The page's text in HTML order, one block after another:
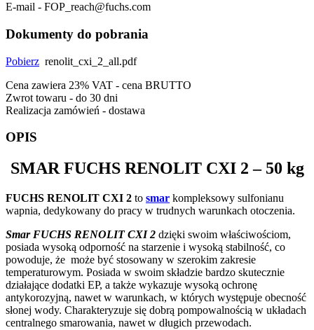
E-mail - FOP_reach@fuchs.com
Dokumenty do pobrania
Pobierz renolit_cxi_2_all.pdf
Cena zawiera 23% VAT - cena BRUTTO
Zwrot towaru - do 30 dni
Realizacja zamówień - dostawa
OPIS
SMAR FUCHS RENOLIT CXI 2 – 50 kg
FUCHS RENOLIT CXI 2 to smar kompleksowy sulfonianu
wapnia, dedykowany do pracy w trudnych warunkach otoczenia.
Smar FUCHS RENOLIT CXI 2 dzięki swoim właściwościom,
posiada wysoką odporność na starzenie i wysoką stabilność, co
powoduje, że może być stosowany w szerokim zakresie
temperaturowym. Posiada w swoim składzie bardzo skutecznie
działające dodatki EP, a także wykazuje wysoką ochronę
antykorozyjną, nawet w warunkach, w których występuje obecność
słonej wody. Charakteryzuje się dobrą pompowalnością w układach
centralnego smarowania, nawet w długich przewodach.